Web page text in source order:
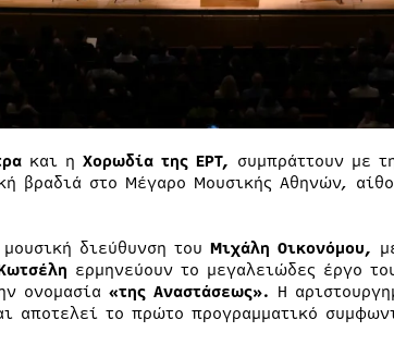
και η Χορωδία της ΕΡΤ, συμπράττουν με
βραδιά στο Μέγαρο Μουσικής Αθηνών,
διεύθυνση του Μιχάλη Οικονόμου,
ερμηνεύουν το μεγαλειώδες έργο
ονομασία «της Αναστάσεως». Η
αποτελεί το πρώτο προγραμματικό